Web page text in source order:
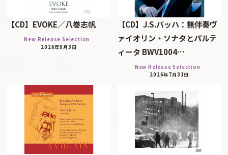
【CD】EVOKE／八巻志帆
New Release Selection
2026年8月3日
【CD】J.S.バッハ：無伴奏ヴ
ァイオリン・ソナタとパルテ
ィータ BWV1004…
New Release Selection
2026年7月31日